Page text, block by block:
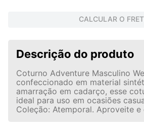
CALCULAR O
Descrição do produto
Coturno Adventure Masculino
confeccionado em material
amarração em cadarço, esse
ideal para uso em ocasiões
Coleção: Atemporal. Aproveite e